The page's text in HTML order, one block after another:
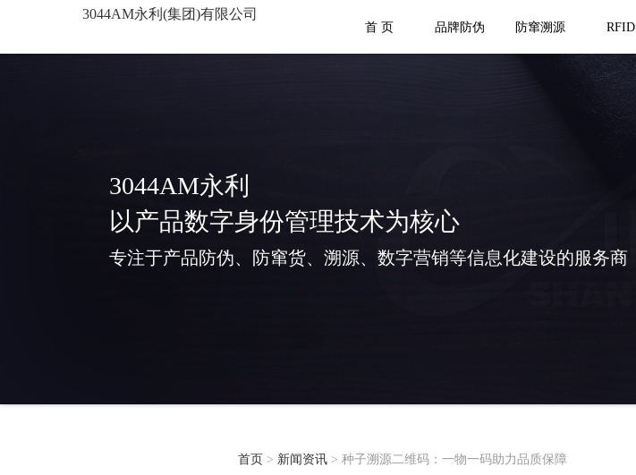
3044AM永利(集团)有限公司
首 页
品牌防伪 防窜溯源 RFID
3044AM永利
以产品数字身份管理技术为核心
专注于产品防伪、防窜货、溯源、数字营销等信息化建设的服务商
首页 > 新闻资讯 > 种子溯源二维码：一物一码助力品质保障